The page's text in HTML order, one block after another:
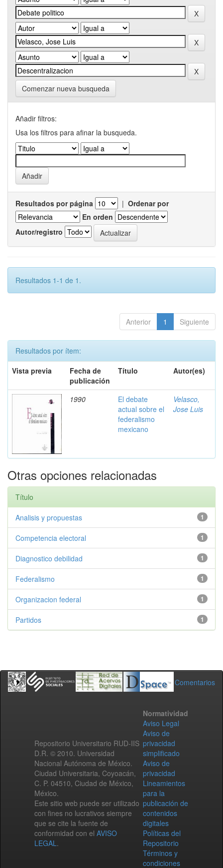
Comenzar nueva busqueda
Añadir filtros:
Usa los filtros para afinar la busqueda.
Resultados por página | Ordenar por
En orden
Autor/registro
Resultados 1-1 de 1.
Anterior 1 Siguiente
Resultados por ítem:
Vista previa
Fecha de
publicación
Título Autor(es)
1990
El debate
actual sobre el
federalismo
mexicano
Velasco,
Jose Luis
Otras opciones relacionadas
Título
1
Analisis y propuestas
1
Competencia electoral
1
Diagnostico debilidad
1
Federalismo
1
Organizacion federal
1
Partidos
Comentarios
Repositorio Universitario RUD-IIS
D.R. © 2010. Universidad
Nacional Autónoma de México.
Ciudad Universitaria, Coyoacán,
C. P. 04510, Ciudad de México,
México.
Este sitio web puede ser utilizado
con fines no lucrativos siempre
que se cite la fuente de
conformidad con el AVISO
LEGAL.
Normatividad
Aviso Legal
Aviso de
privacidad
simplificado
Aviso de
privacidad
Lineamientos
para la
publicación de
contenidos
digitales
Políticas del
Repositorio
Términos y
condiciones